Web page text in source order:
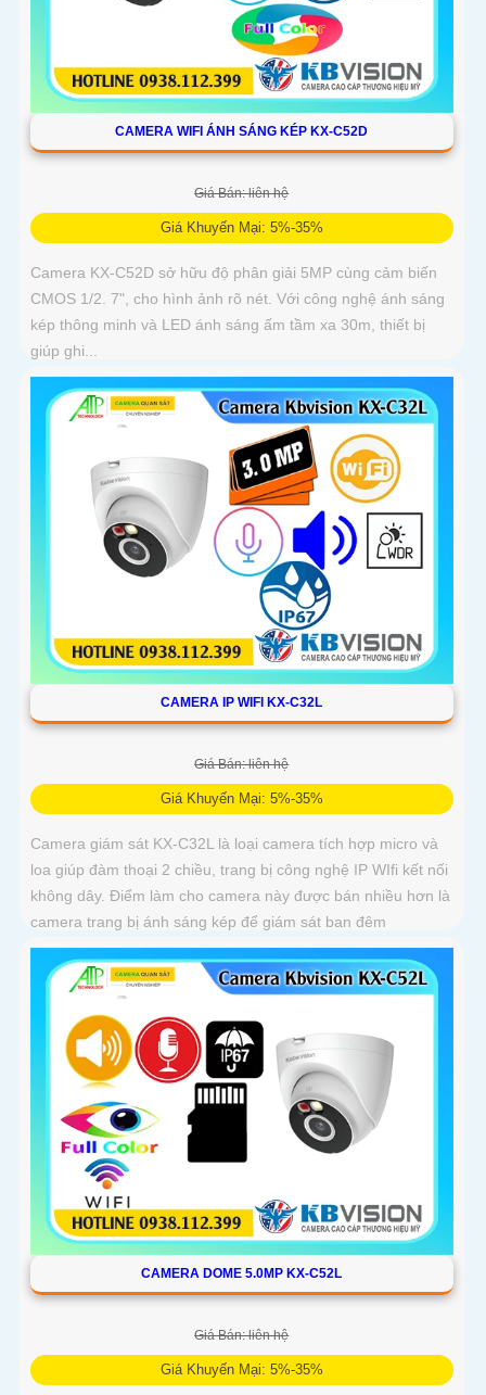
CAMERA WIFI ÁNH SÁNG KÉP KX-C52D
Giá Bán: liên hệ
Giá Khuyến Mại: 5%-35%
Camera KX-C52D sở hữu độ phân giải 5MP cùng cảm biến
CMOS 1/2. 7", cho hình ảnh rõ nét. Với công nghệ ánh sáng
kép thông minh và LED ánh sáng ấm tầm xa 30m, thiết bị
giúp ghi...
CAMERA IP WIFI KX-C32L
Giá Bán: liên hệ
Giá Khuyến Mại: 5%-35%
Camera giám sát KX-C32L là loại camera tích hợp micro và
loa giúp đàm thoại 2 chiều, trang bị công nghệ IP WIfi kết nối
không dây. Điểm làm cho camera này được bán nhiều hơn là
camera trang bị ánh sáng kép để giám sát ban đêm
CAMERA DOME 5.0MP KX-C52L
Giá Bán: liên hệ
Giá Khuyến Mại: 5%-35%